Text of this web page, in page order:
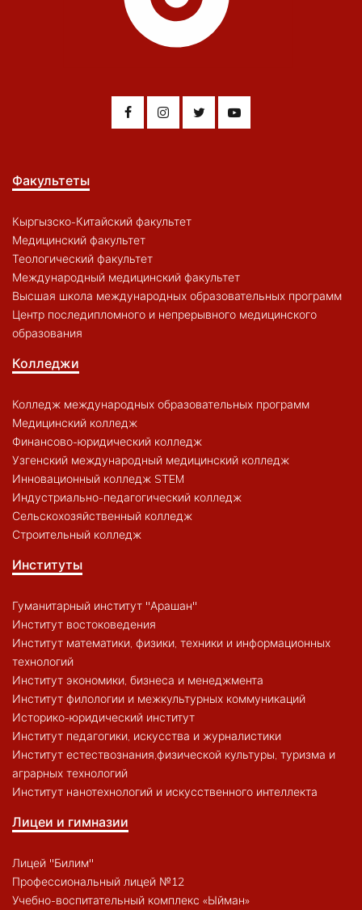
Факультеты
Кыргызско-Китайский факультет
Медицинский факультет
Теологический факультет
Международный медицинский факультет
Высшая школа международных образовательных программ
Центр последипломного и непрерывного медицинского
образования
Колледжи
Колледж международных образовательных программ
Медицинский колледж
Финансово-юридический колледж
Узгенский международный медицинский колледж
Инновационный колледж STEM
Индустриально-педагогический колледж
Сельскохозяйственный колледж
Строительный колледж
Институты
Гуманитарный институт "Арашан"
Институт востоковедения
Институт математики, физики, техники и информационных
технологий
Институт экономики, бизнеса и менеджмента
Институт филологии и межкультурных коммуникаций
Историко-юридический институт
Институт педагогики, искусства и журналистики
Институт естествознания,физической культуры, туризма и
аграрных технологий
Институт нанотехнологий и искусственного интеллекта
Лицеи и гимназии
Лицей "Билим"
Профессиональный лицей №12
Учебно-воспитательный комплекс «Ыйман»